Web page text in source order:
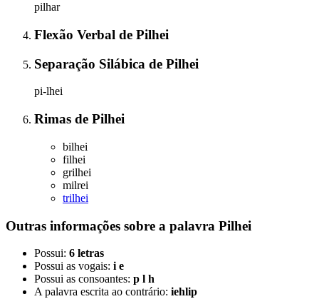
pilhar
Flexão Verbal de Pilhei
Separação Silábica de Pilhei
pi-lhei
Rimas de Pilhei
bilhei
filhei
grilhei
milrei
trilhei
Outras informações sobre a palavra Pilhei
Possui: 6 letras
Possui as vogais: i e
Possui as consoantes: p l h
A palavra escrita ao contrário: iehlip